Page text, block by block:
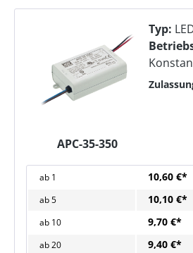
APC-35-350
Typ:
ab 1 10,60 €*
ab5 10,10 €*
ab 10 9,70 €*
ab20 9,40 €*